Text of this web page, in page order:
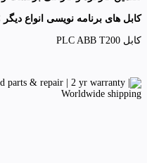
کابل های برنامه نویسی انواع دیگر PLC را
کابل PLC ABB T200